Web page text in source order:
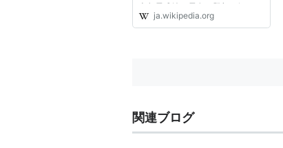
その後東京にしばらく居住。
1873(明治 6)年 没。享年78。
本鳥居成純の長女・登与の婿とし
て養嗣子となり、鳥居家を継ぐ。
ja.wikipedia.org
関連ブログ